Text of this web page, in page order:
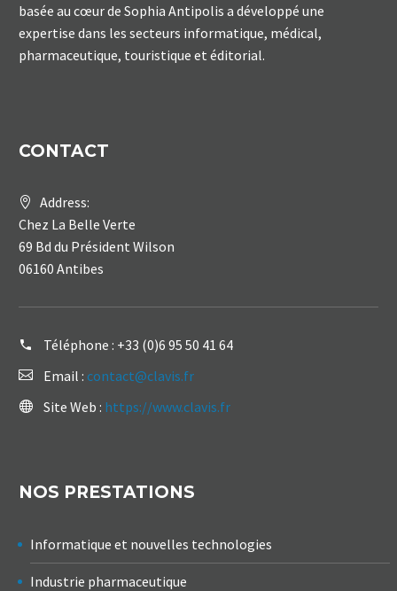
basée au cœur de Sophia Antipolis a développé une
expertise dans les secteurs informatique, médical,
pharmaceutique, touristique et éditorial.
CONTACT
Address:
Chez La Belle Verte
69 Bd du Président Wilson
06160 Antibes
Téléphone : +33 (0)6 95 50 41 64
Email : contact@clavis.fr
Site Web : https://www.clavis.fr
NOS PRESTATIONS
Informatique et nouvelles technologies
Industrie pharmaceutique